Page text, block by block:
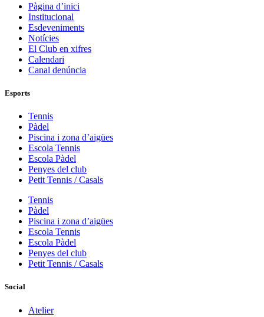
Pàgina d’inici
Institucional
Esdeveniments
Notícies
El Club en xifres
Calendari
Canal denúncia
Esports
Tennis
Pàdel
Piscina i zona d’aigües
Escola Tennis
Escola Pàdel
Penyes del club
Petit Tennis / Casals
Tennis
Pàdel
Piscina i zona d’aigües
Escola Tennis
Escola Pàdel
Penyes del club
Petit Tennis / Casals
Social
Atelier